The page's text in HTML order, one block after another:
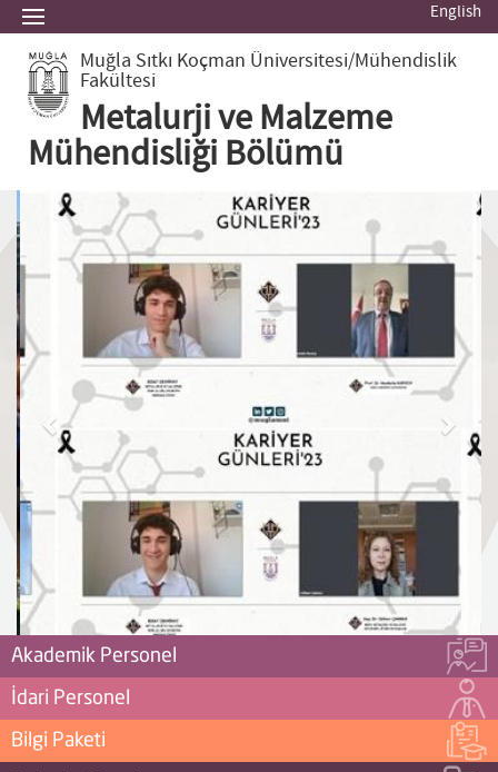
English
Muğla Sıtkı Koçman Üniversitesi/Mühendislik
Fakültesi
Metalurji ve Malzeme
Mühendisliği Bölümü
Akademik Personel
İdari Personel
Bilgi Paketi